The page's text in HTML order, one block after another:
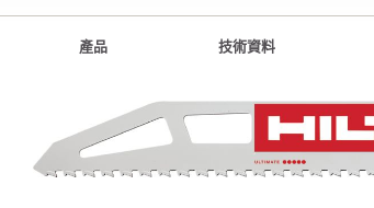
產品 技術資料